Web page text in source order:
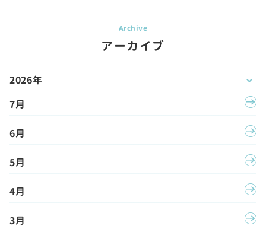
アーカイブ
2026年
7月
6月
5月
4月
3月